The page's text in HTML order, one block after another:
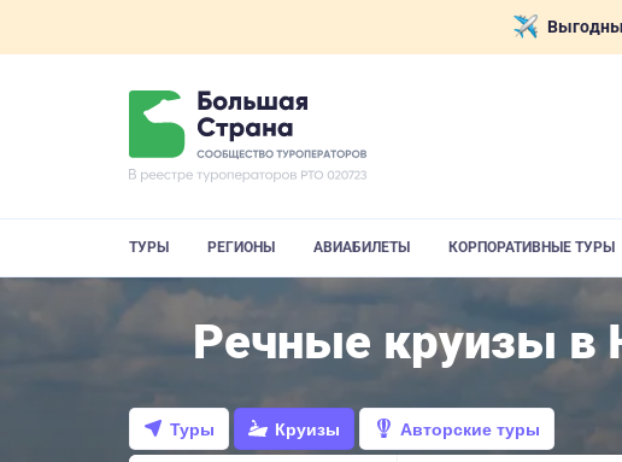
ТУРЫ РЕГИОНЫ АВИАБИЛЕТЫ КОРПОРАТИВНЫЕ ТУРЫ
Речные круизы в
Туры Круизы Авторские туры